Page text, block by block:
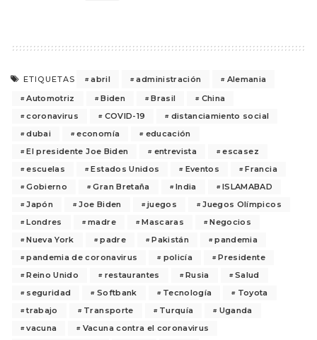
ETIQUETAS abril administración
Alemania
Automotriz
Biden Brasil
China
coronavirus
COVID-19
distanciamiento social
dubai
economía
educación
El presidente Joe Biden
entrevista
escasez
escuelas
Estados Unidos Eventos
Francia
Gobierno
Gran Bretaña India
ISLAMABAD
Japón
Joe Biden juegos
Juegos Olímpicos
Londres
madre Mascaras
Negocios
Nueva York
padre Pakistán
pandemia
pandemia de coronavirus
policía
Presidente
Reino Unido
restaurantes Rusia
Salud
seguridad
Softbank Tecnología
Toyota
trabajo
Transporte Turquía
Uganda
vacuna
Vacuna contra el coronavirus